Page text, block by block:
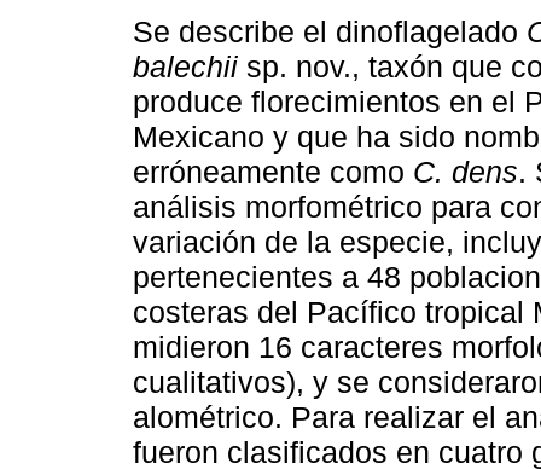
Se describe el dinoflagelado
balechii sp. nov., taxón que
produce florecimientos en el
Mexicano y que ha sido
erróneamente como C. dens.
análisis morfométrico para
variación de la especie,
pertenecientes a 48
costeras del Pacífico tropical
midieron 16 caracteres
cualitativos), y se
alométrico. Para realizar el
fueron clasificados en cuatro